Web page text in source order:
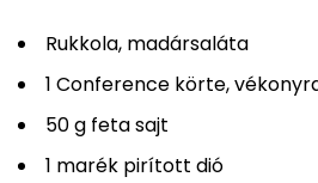
Rukkola, madársaláta
1 Conference körte,
50 g feta sajt
1 marék pirított dió